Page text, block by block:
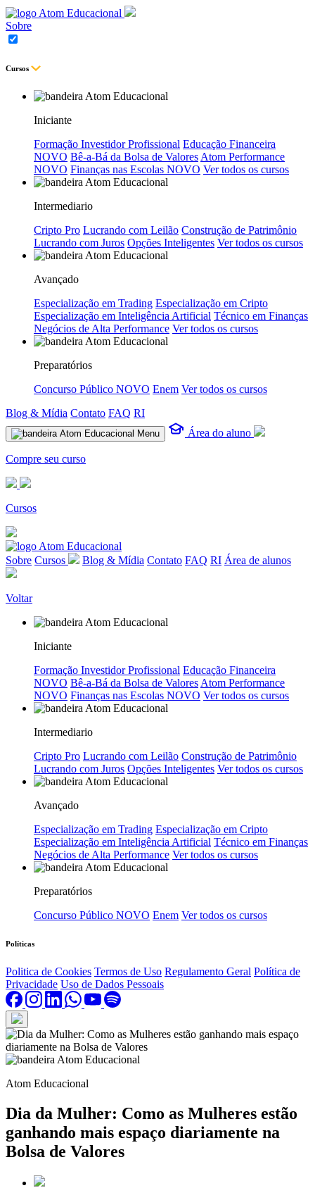
Sobre
Cursos
Iniciante
Formação Investidor Profissional Educação Financeira
NOVO Bê-a-Bá da Bolsa de Valores Atom Performance
NOVO Finanças nas Escolas NOVO Ver todos os cursos
Intermediario
Cripto Pro Lucrando com Leilão Construção de Patrimônio
Lucrando com Juros Opções Inteligentes Ver todos os cursos
Avançado
Especialização em Trading Especialização em Cripto
Especialização em Inteligência Artificial Técnico em Finanças
Negócios de Alta Performance Ver todos os cursos
Preparatórios
Concurso Público NOVO Enem Ver todos os cursos
Blog & Mídia Contato FAQ RI
Menu Área do aluno
Compre seu curso
Cursos
Sobre Cursos Blog & Mídia Contato FAQ RI Área de alunos
Voltar
Iniciante
Formação Investidor Profissional Educação Financeira
NOVO Bê-a-Bá da Bolsa de Valores Atom Performance
NOVO Finanças nas Escolas NOVO Ver todos os cursos
Intermediario
Cripto Pro Lucrando com Leilão Construção de Patrimônio
Lucrando com Juros Opções Inteligentes Ver todos os cursos
Avançado
Especialização em Trading Especialização em Cripto
Especialização em Inteligência Artificial Técnico em Finanças
Negócios de Alta Performance Ver todos os cursos
Preparatórios
Concurso Público NOVO Enem Ver todos os cursos
Políticas
Politica de Cookies Termos de Uso Regulamento Geral Política de
Privacidade Uso de Dados Pessoais
Atom Educacional
Dia da Mulher: Como as Mulheres estão
ganhando mais espaço diariamente na
Bolsa de Valores